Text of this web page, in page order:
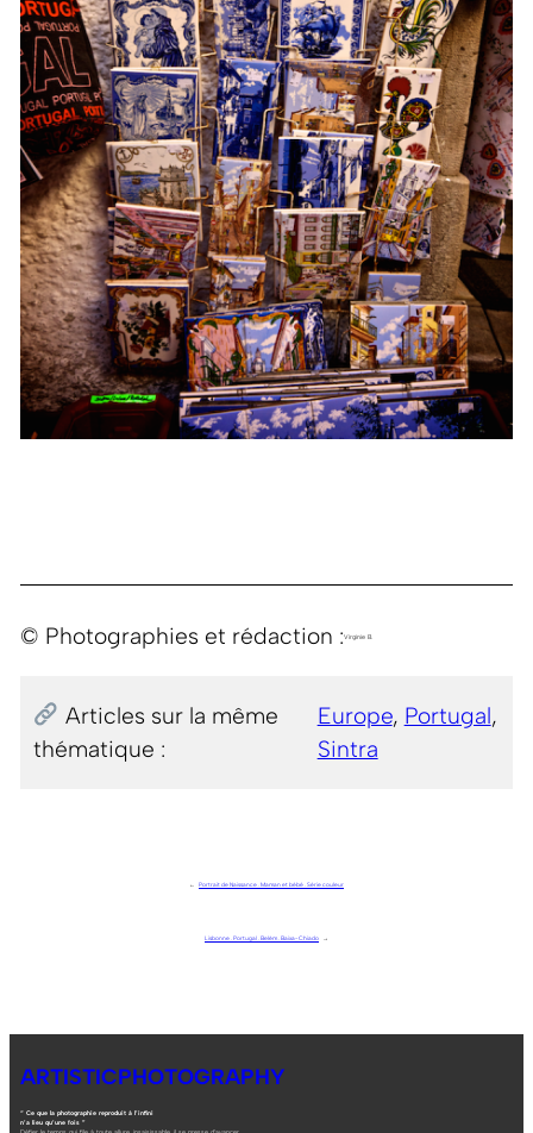
© Photographies et rédaction :Virginie B.
Articles sur la même
thématique :
Europe, Portugal
Sintra
← Portrait de Naissance . Maman et bébé . Série couleur
Lisbonne . Portugal . Belèm . Baixa-Chiado →
ARTISTICPHOTOGRAPHY
“ Ce que la photographie reproduit à l’infini
n’a lieu qu’une fois ”
Défier le temps qui file à toute allure, insaisissable, il se presse d’avancer.